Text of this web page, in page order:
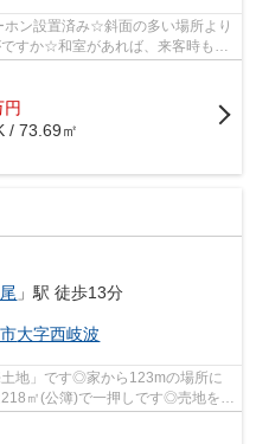
ン設置済み☆斜面の多い場所より
すか☆和室があれば、来客時も対
円
/ 73.69㎡
」駅 徒歩13分
大字西岐波
地」です◎家から123mの場所に
㎡(公簿)で一押しです◎売地をお